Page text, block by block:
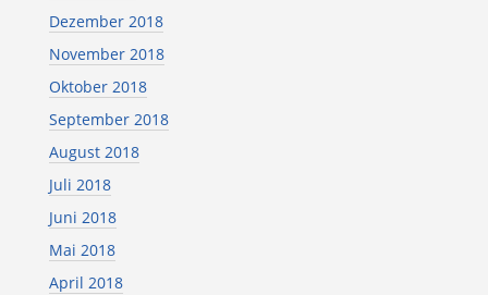
Dezember 2018
November 2018
Oktober 2018
September 2018
August 2018
Juli 2018
Juni 2018
Mai 2018
April 2018